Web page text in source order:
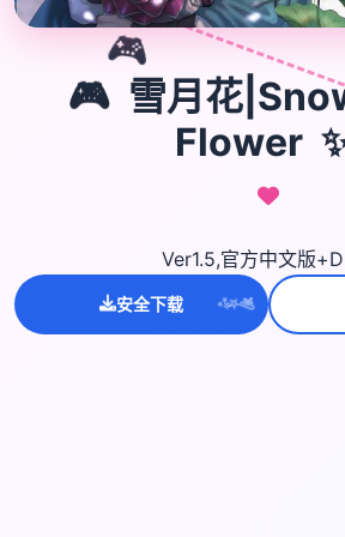
🎮
🎮 雪月花
Flower
Ver1.5,官方中文版
安全下载 ✨⭐💫